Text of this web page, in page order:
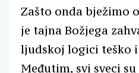
Zašto onda bježimo
je tajna Božjega
ljudskoj logici teško
Međutim, svi sveci